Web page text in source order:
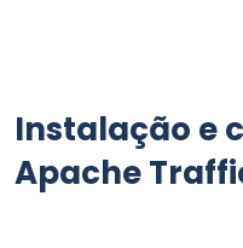
Instalação e
Apache